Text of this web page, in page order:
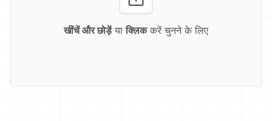
खींचें और छोड़ेंया क्लिककरें चुनने के लिए